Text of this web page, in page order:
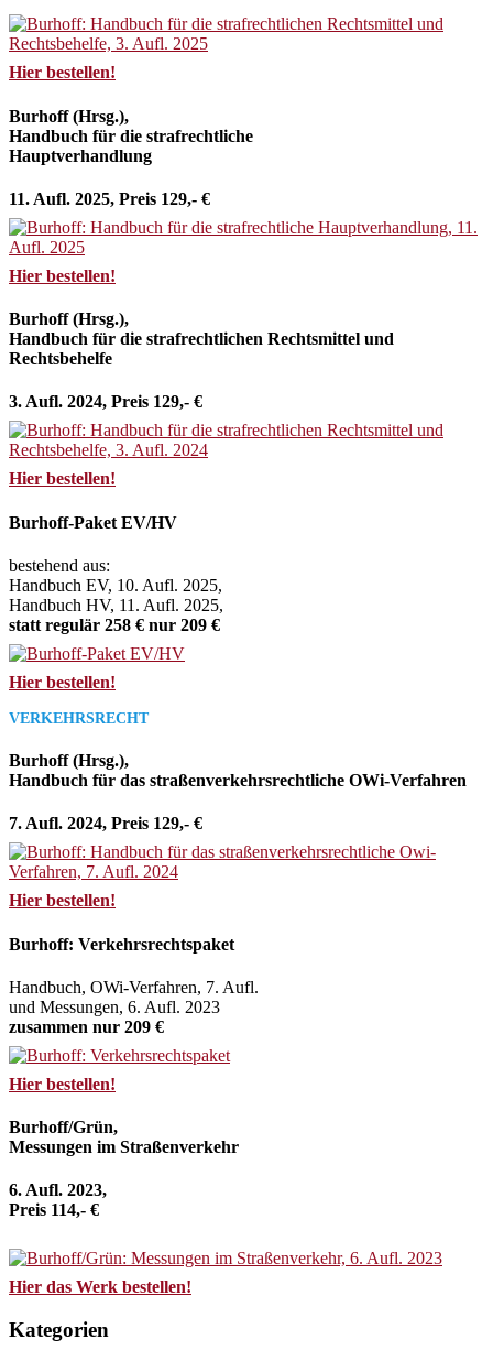
Hier bestellen!
Burhoff (Hrsg.),
Handbuch für die strafrechtliche
Hauptverhandlung
11. Aufl. 2025, Preis 129,- €
Hier bestellen!
Burhoff (Hrsg.),
Handbuch für die strafrechtlichen Rechtsmittel und
Rechtsbehelfe
3. Aufl. 2024, Preis 129,- €
Hier bestellen!
Burhoff-Paket EV/HV
bestehend aus:
Handbuch EV, 10. Aufl. 2025,
Handbuch HV, 11. Aufl. 2025,
statt regulär 258 € nur 209 €
Hier bestellen!
VERKEHRSRECHT
Burhoff (Hrsg.),
Handbuch für das straßenverkehrsrechtliche OWi-Verfahren
7. Aufl. 2024, Preis 129,- €
Hier bestellen!
Burhoff: Verkehrsrechtspaket
Handbuch, OWi-Verfahren, 7. Aufl.
und Messungen, 6. Aufl. 2023
zusammen nur 209 €
Hier bestellen!
Burhoff/Grün,
Messungen im Straßenverkehr
6. Aufl. 2023,
Preis 114,- €
Hier das Werk bestellen!
Kategorien